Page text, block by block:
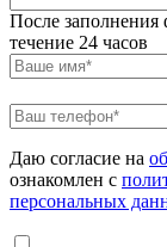
После
течение 24 часов
Даю согласие на
ознакомлен с
персональных